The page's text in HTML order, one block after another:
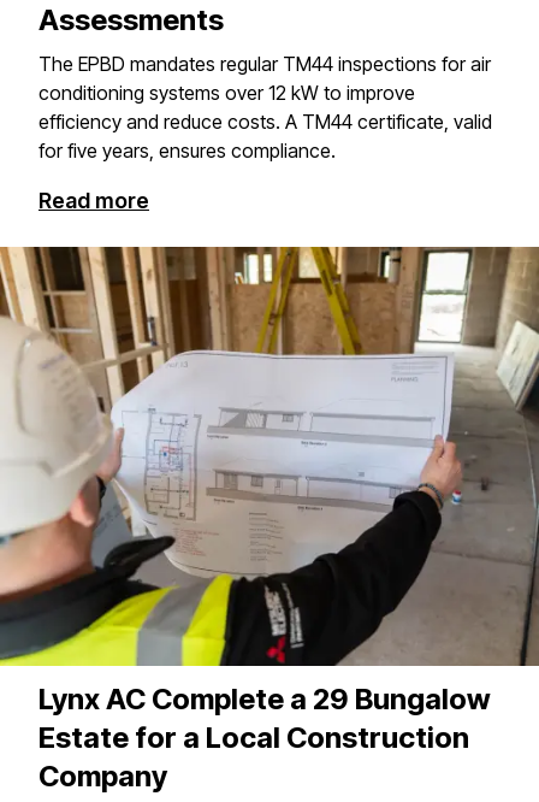
Assessments
The EPBD mandates regular TM44 inspections for air
conditioning systems over 12 kW to improve
efficiency and reduce costs. A TM44 certificate, valid
for five years, ensures compliance.​​​​‌ ‍ ​‍​‍‌‍ ‌ ​‍‌‍‍‌‌‍‌ ‌‍‍‌‌‍ ‍​‍​‍​ ‍‍​‍​‍‌ ​ ‌‍​‌‌‍ ‍‌‍‍‌‌ ‌​‌ ‍‌​‍ ‍‌‍‍‌‌‍ ​‍​‍​‍ ​​‍​‍‌‍‍​‌ ​‍‌‍‌‌‌‍‌‍​‍​‍​ ‍‍​‍​‍​‍ ‌‍​‌‌‍‌​‌‍ ‌‌‍‍‌‌‍ ‍​‍ ‌‍‍‌‌‍ ‍‌ ‌​‌‍‌‌‌‍ ‍‌ ‌​​‍ ‌‍‌‌‌‍‌​‌‍‍‌‌ ‌​​‍ ‌‍ ‌‌‍ ‌‍‌​‌‍‌‌​ ‌‌ ​​‌ ​‍‌‍‌‌‌ ​ ‌‍‌‌‌‍ ‍‌ ‌​‌‍​‌‌ ‌​‌‍‍‌‌‍ ‌‍ ‍​ ‍ ‌‍‍‌‌‍‌​​ ‌​ ‌‍​ ​‍‌‍​‍​ ‌‍​ ​‍​ ​ ​ ​‍​ ‌ ​‍ ‌‌‍​‌‌‍​ ​ ‍‌‌‍‌​​‍ ‌​ ‌​‌‍‌‌‌‍​ ‌‍​‌​‍ ‌‌‍​‌‌‍‌‌​ ​‌​ ​‍​‍ ‌​ ‍‌​ ‌‌​ ​‍​ ‍​​ ‌ ‌‍‌​‌‍‌‌‌‍​ ​ ‌‍​ ‌ ‌‍​‍​ ​‌​ ‍ ‌ ‌​‌ ‍‌‌ ​​‌‍‌‌​ ‌‌ ​​‌‍ ‌ ​ ‌ ‌​​ ‍ ‌ ​​‌‍​‌‌ ‌​‌‍‍​​ ‌‌ ​ ‌‍‍​‌‍ ‌ ​‍‌ ‌​‌​‌​‌‍‌‌‌ ​ ‌‍​ ‌ ​‍‌‍‍‌‌ ​​‌ ‌​‌‍‍‌‌‍ ‌‍ ‍​ ‌‍​‍‌‍​‌‌ ​ ‌‍‌‌‌‌‌‌‌ ​‍‌‍ ​​ ‌​‍‌‌​ ​‍‌​‌‍‌‍​‌‌‍‌​‌‍ ‌‌‍‍‌‌‍ ‍​‍‌‍‌‍‍‌‌‍‌​​ ‌​ ‌‍​ ​‍‌‍​‍​ ‌‍​ ​‍​ ​ ​ ​‍​ ‌ ​‍ ‌‌‍​‌‌‍​ ​ ‍‌‌‍‌​​‍ ‌​ ‌​‌‍‌‌‌‍​ ‌‍​‌​‍ ‌‌‍​‌‌‍‌‌​ ​‌​ ​‍​‍ ‌​ ‍‌​ ‌‌​ ​‍​ ‍​​ ‌ ‌‍‌​‌‍‌‌‌‍​ ​ ‌‍​ ‌ ‌‍​‍​ ​‌​‍‌‍‌ ‌​‌ ‍‌‌ ​​‌‍‌‌​ ‌‌ ​​‌‍ ‌ ​ ‌ ‌​​‍‌‍‌ ​​‌‍​‌‌ ‌​‌‍‍​​ ‌‌ ​ ‌‍‍​‌‍ ‌ ​‍‌ ‌​‌​‌​‌‍‌‌‌ ​ ‌‍​ ‌ ​‍‌‍‍‌‌ ​​‌ ‌​‌‍‍‌‌‍ ‌‍ ‍​‍​‍‌ ‌
Read more
Lynx AC Complete a 29 Bungalow
Estate for a Local Construction
Company